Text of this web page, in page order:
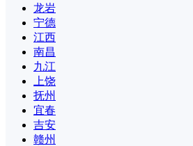
龙岩
宁德
江西
南昌
九江
上饶
抚州
宜春
吉安
赣州